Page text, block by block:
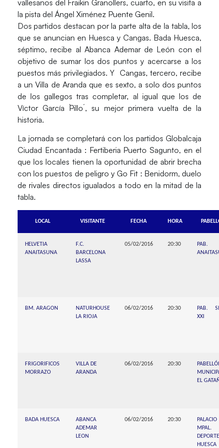
vallesanos del Fraikin Granollers, cuarto, en su visita a
la pista del Ángel Ximénez Puente Genil.
Dos partidos destacan por la parte alta de la tabla, los
que se anuncian en Huesca y Cangas. Bada Huesca,
séptimo, recibe alAbanca Ademar de León con el
objetivo de sumar los dos puntos y acercarse a los
puestos más privilegiados. Y Cangas, tercero, recibe
a unVilla de Aranda que es sexto, a solo dos puntos
de los gallegos tras completar, al igual que los de
Víctor García `Pillo´, su mejor primera vuelta de la
historia.
La jornada se completará con los partidos Globalcaja
Ciudad Encantada : Fertiberia Puerto Sagunto, en el
que los locales tienen la oportunidad de abrir brecha
con los puestos de peligro yGo Fit : Benidorm, duelo
de rivales directos igualados a todo en la mitad de la
tabla.
LOCAL VISITANTE FECHA HORA
HELVETIA
ANAITASUNA
F.C.
BARCELONA
LASSA
05/02/2016 20:30
PAB.
BM. ARAGON
NATURHOUSE
LA RIOJA
06/02/2016 20:30
PAB.
XXI
FRIGORIFICOS
MORRAZO
VILLA DE
ARANDA
06/02/2016 20:30
EL
BADA HUESCA
ABANCA
ADEMAR
LEON
06/02/2016 20:30
PALACIO
MPAL.
HUESCA